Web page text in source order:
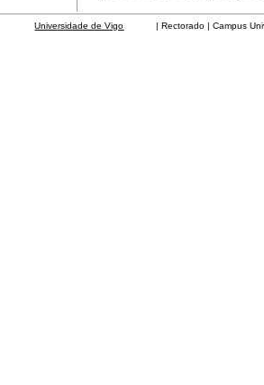
Universidade de Vigo | Rectorado | Campus